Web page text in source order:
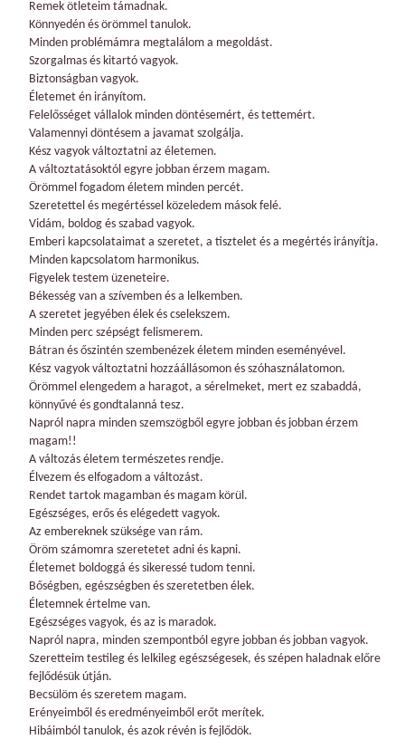
Remek ötleteim támadnak.
Könnyedén és örömmel tanulok.
Minden problémámra megtalálom a megoldást.
Szorgalmas és kitartó vagyok.
Biztonságban vagyok.
Életemet én irányítom.
Felelősséget vállalok minden döntésemért, és tettemért.
Valamennyi döntésem a javamat szolgálja.
Kész vagyok változtatni az életemen.
A változtatásoktól egyre jobban érzem magam.
Örömmel fogadom életem minden percét.
Szeretettel és megértéssel közeledem mások felé.
Vidám, boldog és szabad vagyok.
Emberi kapcsolataimat a szeretet, a tisztelet és a megértés irányítja.
Minden kapcsolatom harmonikus.
Figyelek testem üzeneteire.
Békesség van a szívemben és a lelkemben.
A szeretet jegyében élek és cselekszem.
Minden perc szépségt felismerem.
Bátran és őszintén szembenézek életem minden eseményével.
Kész vagyok változtatni hozzáállásomon és szóhasználatomon.
Örömmel elengedem a haragot, a sérelmeket, mert ez szabaddá,
könnyűvé és gondtalanná tesz.
Napról napra minden szemszögből egyre jobban és jobban érzem
magam!!
A változás életem természetes rendje.
Élvezem és elfogadom a változást.
Rendet tartok magamban és magam körül.
Egészséges, erős és elégedett vagyok.
Az embereknek szüksége van rám.
Öröm számomra szeretetet adni és kapni.
Életemet boldoggá és sikeressé tudom tenni.
Bőségben, egészségben és szeretetben élek.
Életemnek értelme van.
Egészséges vagyok, és az is maradok.
Napról napra, minden szempontból egyre jobban és jobban vagyok.
Szeretteim testileg és lelkileg egészségesek, és szépen haladnak előre
fejlődésük útján.
Becsülöm és szeretem magam.
Erényeimből és eredményeimből erőt merítek.
Hibáimból tanulok, és azok révén is fejlődök.